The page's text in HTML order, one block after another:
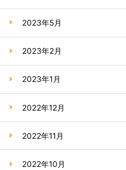
2023年5月
2023年2月
2023年1月
2022年12月
2022年11月
2022年10月